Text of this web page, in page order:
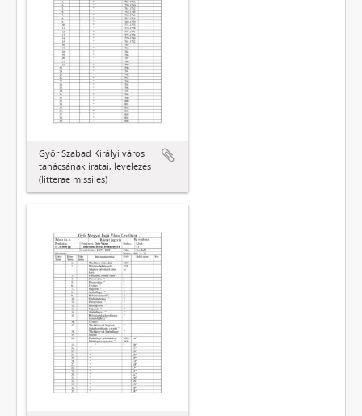
Győr Szabad Királyi város
tanácsának iratai, levelezés
(litterae missiles)